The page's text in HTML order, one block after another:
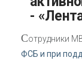
-
Сотрудники
ФСБ и при